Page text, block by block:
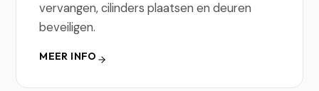
vervangen, cilinders plaatsen en deuren
beveiligen.
MEER INFO